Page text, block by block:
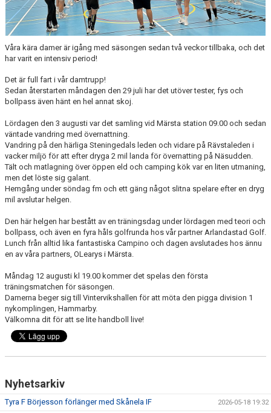
Våra kära damer är igång med säsongen sedan två veckor tillbaka, och det
har varit en intensiv period!
Det är full fart i vår damtrupp!
Sedan återstarten måndagen den 29 juli har det utöver tester, fys och
bollpass även hänt en hel annat skoj.
Lördagen den 3 augusti var det samling vid Märsta station 09.00 och sedan
väntade vandring med övernattning.
Vandring på den härliga Steningedals leden och vidare på Rävstaleden i
vacker miljö för att efter dryga 2 mil landa för övernatting på Näsudden.
Tält och matlagning över öppen eld och camping kök var en liten utmaning,
men det löste sig galant.
Hemgång under söndag fm och ett gäng något slitna spelare efter en dryg
mil avslutar helgen.
Den här helgen har bestått av en träningsdag under lördagen med teori och
bollpass, och även en fyra håls golfrunda hos vår partner Arlandastad Golf.
Lunch från alltid lika fantastiska Campino och dagen avslutades hos ännu
en av våra partners, OLearys i Märsta.
Måndag 12 augusti kl 19.00 kommer det spelas den första
träningsmatchen för säsongen.
Damerna beger sig till Vintervikshallen för att möta den pigga division 1
nykomplingen, Hammarby.
Välkomna dit för att se lite handboll live!
Nyhetsarkiv
Tyra F Börjesson förlänger med Skånela IF 2026-05-18 19:32